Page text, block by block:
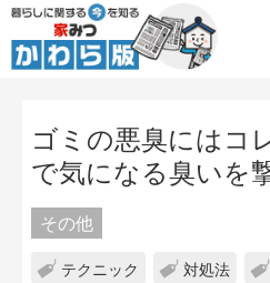
ゴミの悪臭にはコ
で気になる臭いを
その他
テクニック 対処法